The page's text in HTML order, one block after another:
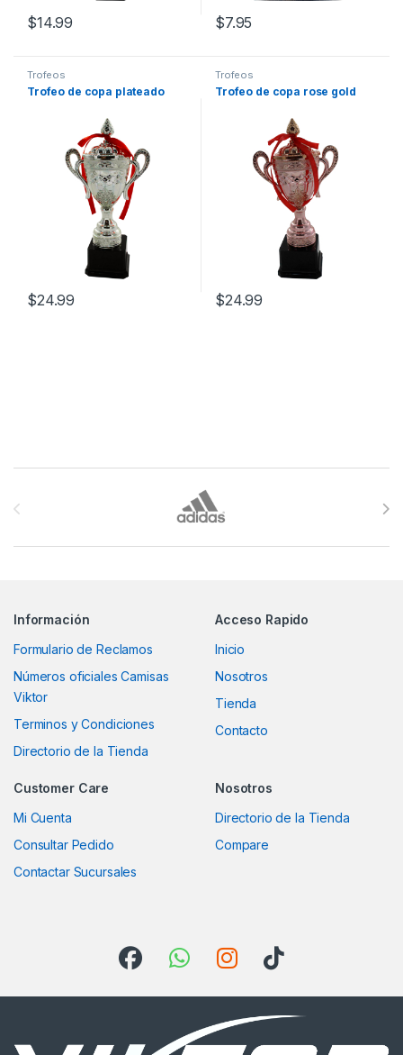
$14.99 $7.95
Trofeos
Trofeo de copa plateado
$24.99
Trofeos
Trofeo de copa rose gold
$24.99
Información
Formulario de Reclamos
Números oficiales Camisas
Viktor
Terminos y Condiciones
Directorio de la Tienda
Acceso Rapido
Inicio
Nosotros
Tienda
Contacto
Customer Care
Mi Cuenta
Consultar Pedido
Contactar Sucursales
Nosotros
Directorio de la Tienda
Compare